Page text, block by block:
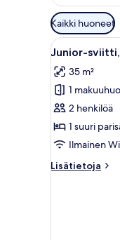
Huoneille
saatavilla
olevia
suodattimia
Kaikki huoneet
Avaa
kaikki
Junior-
sviitti,
1
suuri
kuvat
6
Junior-sviitti,
35 m²
1
2 henkilöä
1 suuri
Ilmainen
Lisätietoja
Lisätietoja